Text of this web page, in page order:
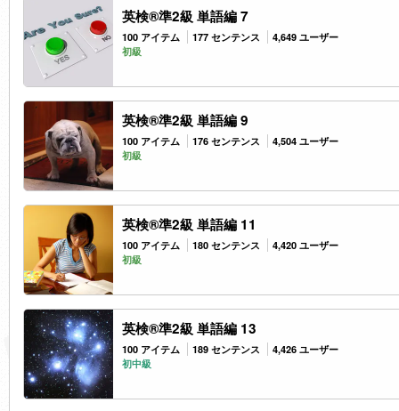
英検®準2級 単語編 7
100 アイテム 177 センテンス
4,649 ユーザー
初級
英検®準2級 単語編 9
100 アイテム 176 センテンス
4,504 ユーザー
初級
英検®準2級 単語編 11
100 アイテム 180 センテンス
4,420 ユーザー
初級
英検®準2級 単語編 13
100 アイテム 189 センテンス
4,426 ユーザー
初中級